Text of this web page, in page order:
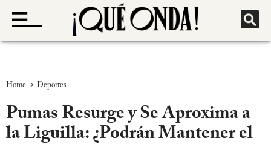
Home > Deportes
Pumas Resurge y Se Aproxima a
la Liguilla: ¿Podrán Mantener el